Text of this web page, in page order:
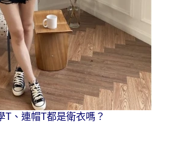
T、連帽T都是衛衣嗎？